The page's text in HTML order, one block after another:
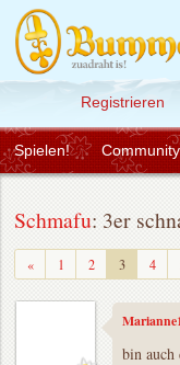
Registrieren
Community
Spielen!
Schmafu: 3er
«Zurück1 2 3 4
bin auch